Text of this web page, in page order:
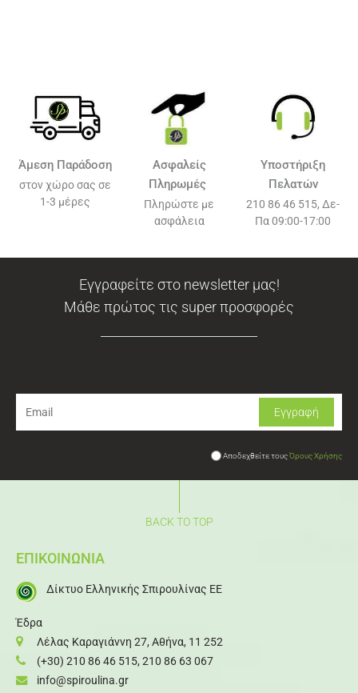
Άμεση Παράδοση
στον χώρο σας σε
1-3 μέρες
Ασφαλείς
Πληρωμές
Πληρώστε με
ασφάλεια
Υποστήριξη
Πελατών
210 86 46 515, Δε-
Πα 09:00-17:00
Εγγραφείτε στο newsletter μας!
Μάθε πρώτος τις super προσφορές
Αποδεχθείτε τουςΌρους Χρήσης
BACK TO TOP
ΕΠΙΚΟΙΝΩΝΙΑ
Δίκτυο Ελληνικής Σπιρουλίνας ΕΕ
Έδρα
Λέλας Καραγιάννη 27, Αθήνα, 11 252
(+30) 210 86 46 515, 210 86 63 067
info@spiroulina.gr